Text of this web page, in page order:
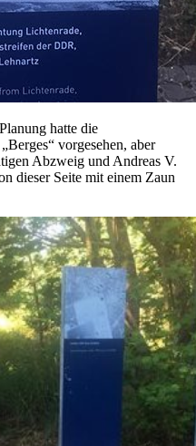
hatte die
vorgesehen, aber
Abzweig und Andreas V.
dieser Seite mit einem Zaun